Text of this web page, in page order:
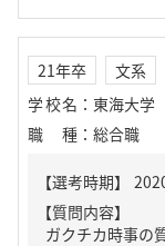
21年卒 文系
学校名 ： 東海大学
職種 ： 総合職
【質問内容】
ガクチカ時事の